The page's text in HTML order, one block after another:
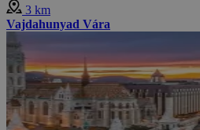
3 km
Vajdahunyad Vára